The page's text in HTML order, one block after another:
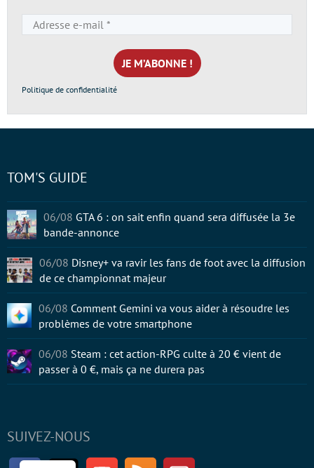
e-
mail
*
Politique de confidentialité
SUIVEZ-NOUS
FacebookTwitter Youtube RSS Newsletter
TOM'S GUIDE
06/08 GTA 6 : on sait enfin quand sera diffusée la 3e
bande-annonce
06/08 Disney+ va ravir les fans de foot avec la diffusion
de ce championnat majeur
06/08 Comment Gemini va vous aider à résoudre les
problèmes de votre smartphone
06/08 Steam : cet action-RPG culte à 20 € vient de
passer à 0 €, mais ça ne durera pas